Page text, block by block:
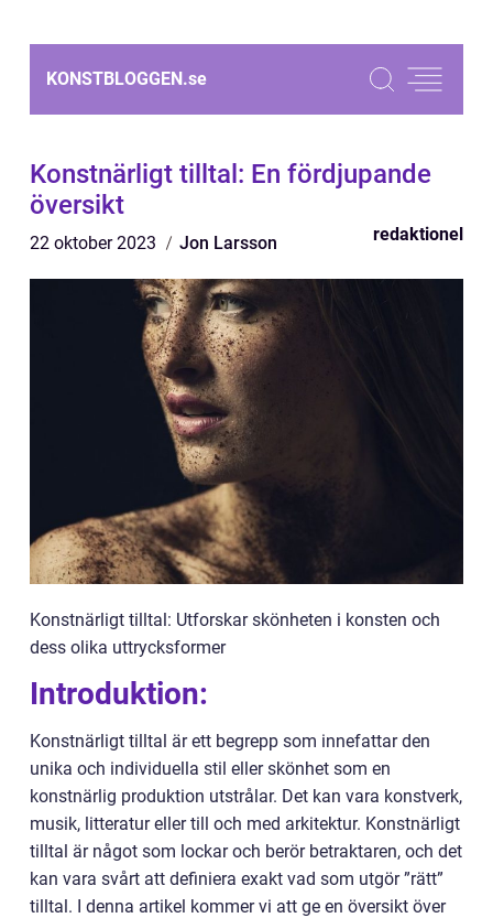
KONSTBLOGGEN.se
Konstnärligt tilltal: En fördjupande
översikt
22 oktober 2023 Jon Larsson redaktionel
Konstnärligt tilltal: Utforskar skönheten i konsten och
dess olika uttrycksformer
Introduktion:
Konstnärligt tilltal är ett begrepp som innefattar den
unika och individuella stil eller skönhet som en
konstnärlig produktion utstrålar. Det kan vara konstverk,
musik, litteratur eller till och med arkitektur. Konstnärligt
tilltal är något som lockar och berör betraktaren, och det
kan vara svårt att definiera exakt vad som utgör ”rätt”
tilltal. I denna artikel kommer vi att ge en översikt över